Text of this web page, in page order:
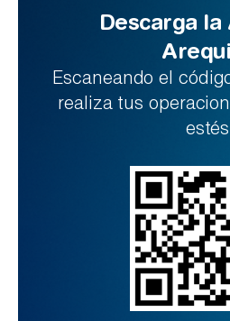
Descarga la
Escaneando el
realiza tus